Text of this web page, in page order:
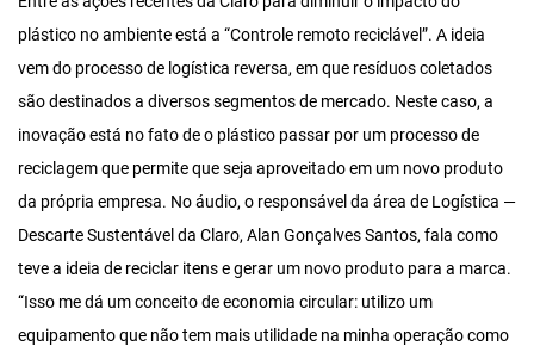
plástico no ambiente está a “Controle remoto reciclável”. A ideia
vem do processo de logística reversa, em que resíduos coletados
são destinados a diversos segmentos de mercado. Neste caso, a
inovação está no fato de o plástico passar por um processo de
reciclagem que permite que seja aproveitado em um novo produto
da própria empresa. No áudio, o responsável da área de Logística —
Descarte Sustentável da Claro, Alan Gonçalves Santos, fala como
teve a ideia de reciclar itens e gerar um novo produto para a marca.
“Isso me dá um conceito de economia circular: utilizo um
equipamento que não tem mais utilidade na minha operação como